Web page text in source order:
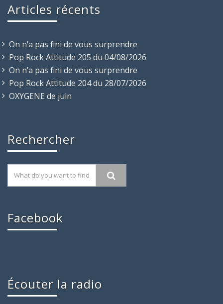
Articles récents
On n’a pas fini de vous surprendre
Pop Rock Attitude 205 du 04/08/2026
On n’a pas fini de vous surprendre
Pop Rock Attitude 204 du 28/07/2026
OXYGENE de juin
Rechercher
Facebook
Écouter la radio